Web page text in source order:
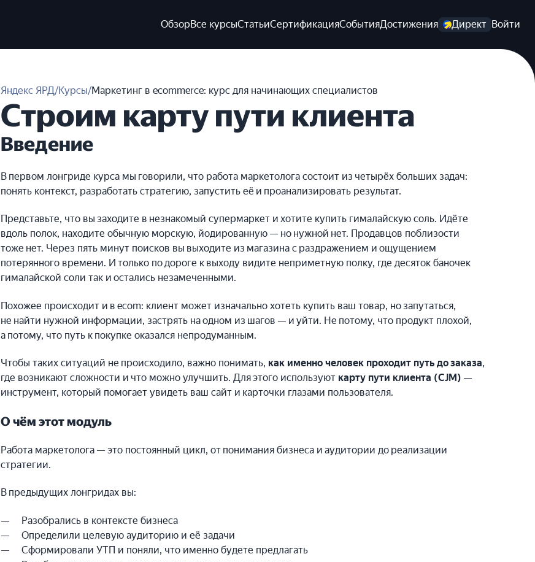
ОбзорВсе курсыСтатьиСертификацияСобытияДостижения Директ Войти
Яндекс ЯРД/Курсы/Маркетинг в ecommerce: курс для начинающих специалистов
Строим карту пути клиента
Введение
В первом лонгриде курса мы говорили, что работа маркетолога состоит из четырёх больших задач:
понять контекст, разработать стратегию, запустить её и проанализировать результат.
Представьте, что вы заходите в незнакомый супермаркет и хотите купить гималайскую соль. Идёте
вдоль полок, находите обычную морскую, йодированную — но нужной нет. Продавцов поблизости
тоже нет. Через пять минут поисков вы выходите из магазина с раздражением и ощущением
потерянного времени. И только по дороге к выходу видите неприметную полку, где десяток баночек
гималайской соли так и остались незамеченными.
Похожее происходит и в ecom: клиент может изначально хотеть купить ваш товар, но запутаться,
не найти нужной информации, застрять на одном из шагов — и уйти. Не потому, что продукт плохой,
а потому, что путь к покупке оказался непродуманным.
Чтобы таких ситуаций не происходило, важно понимать, как именно человек проходит путь до заказа,
где возникают сложности и что можно улучшить. Для этого используют карту пути клиента (CJM) —
инструмент, который помогает увидеть ваш сайт и карточки глазами пользователя.
О чём этот модуль
Работа маркетолога — это постоянный цикл, от понимания бизнеса и аудитории до реализации
стратегии.
В предыдущих лонгридах вы:
Разобрались в контексте бизнеса
Определили целевую аудиторию и её задачи
Сформировали УТП и поняли, что именно будете предлагать